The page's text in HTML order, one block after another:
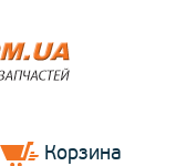
Корзина